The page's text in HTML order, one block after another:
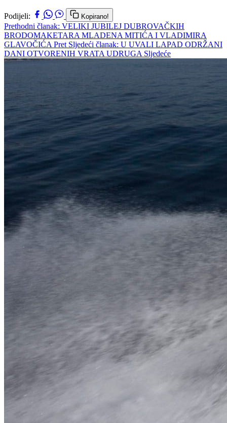
Podijeli: Kopirano!
Prethodni članak: VELIKI JUBILEJ DUBROVAČKIH
BRODOMAKETARA MLADENA MITIĆA I VLADIMIRA
GLAVOČIĆA Pret Sljedeći članak: U UVALI LAPAD ODRŽANI
DANI OTVORENIH VRATA UDRUGA Sljedeće